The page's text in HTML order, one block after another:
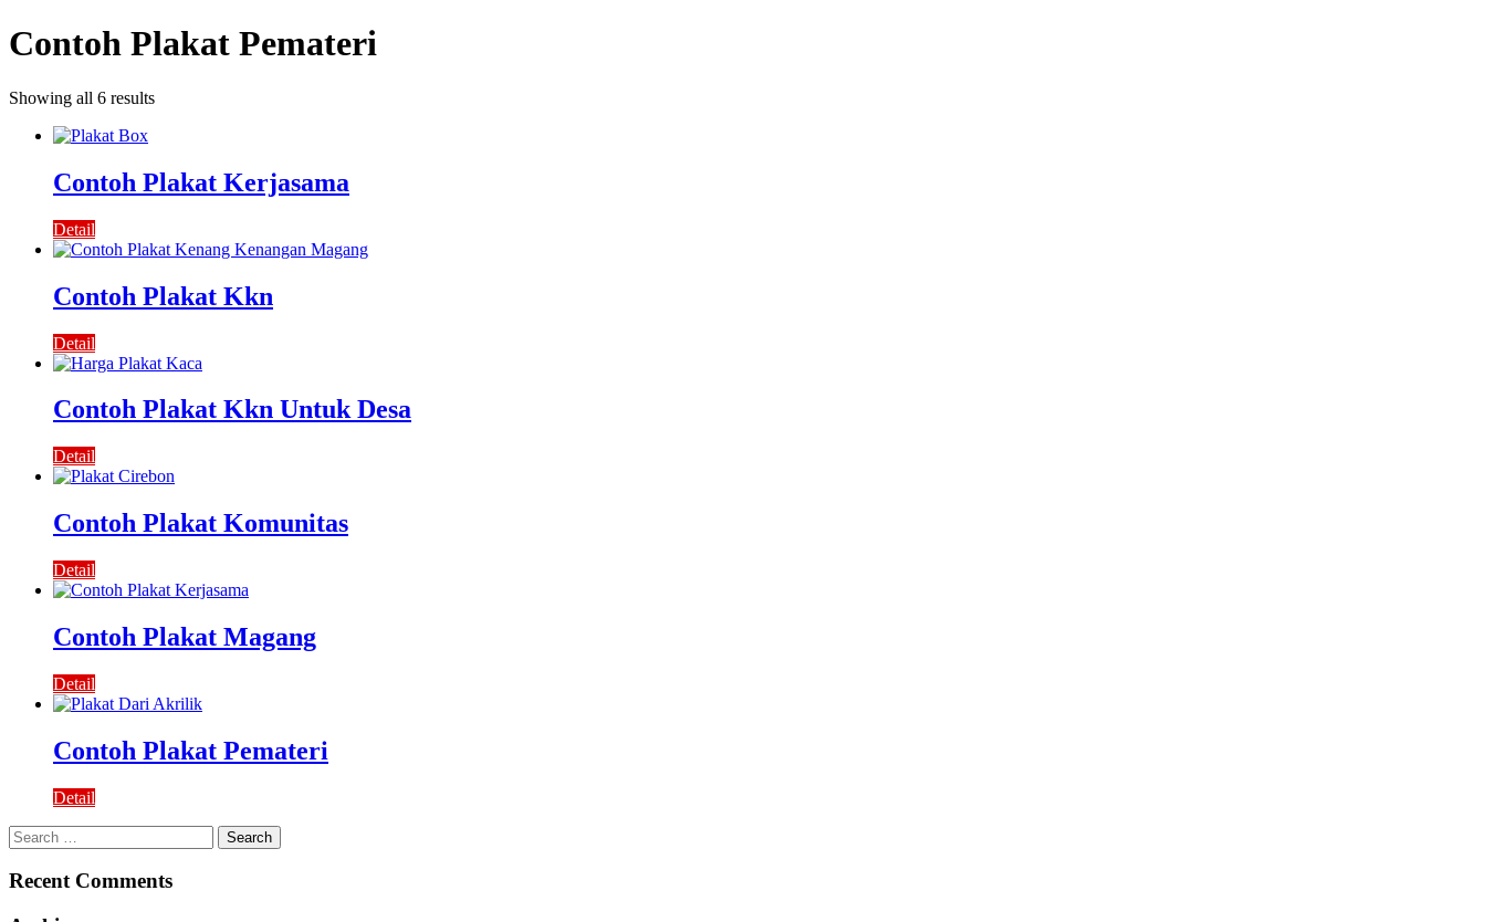
Contoh Plakat Pemateri
Showing all 6 results
Contoh Plakat Kerjasama
Detail
Contoh Plakat Kkn
Detail
Contoh Plakat Kkn Untuk Desa
Detail
Contoh Plakat Komunitas
Detail
Contoh Plakat Magang
Detail
Contoh Plakat Pemateri
Detail
Search
for:
Recent Comments